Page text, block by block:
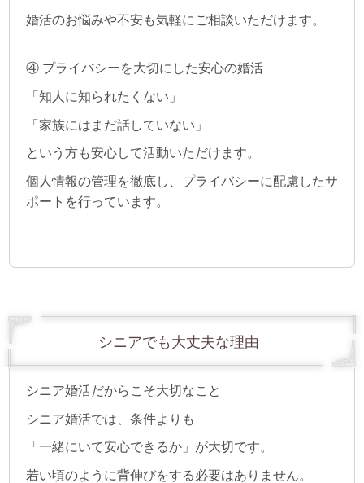
婚活のお悩みや不安も気軽にご相談いただけます。
④ プライバシーを大切にした安心の婚活
「知人に知られたくない」
「家族にはまだ話していない」
という方も安心して活動いただけます。
個人情報の管理を徹底し、プライバシーに配慮したサ
ポートを行っています。
シニアでも大丈夫な理由
シニア婚活だからこそ大切なこと
シニア婚活では、条件よりも
「一緒にいて安心できるか」が大切です。
若い頃のように背伸びをする必要はありません。